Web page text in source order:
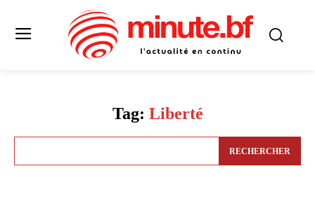
Tag: Liberté
RECHERCHER